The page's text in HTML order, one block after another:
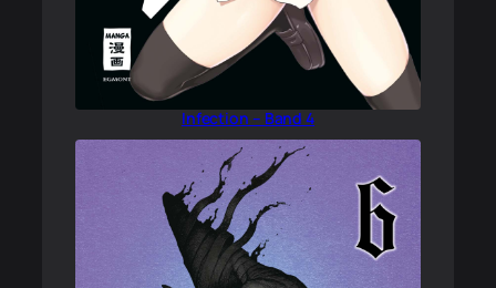
Infection – Band 4